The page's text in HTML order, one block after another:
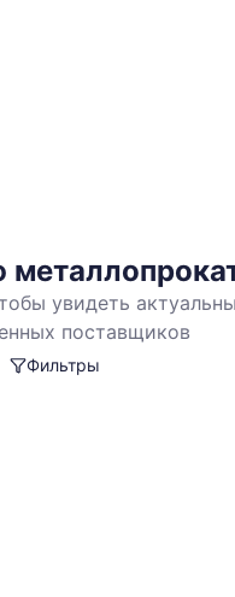
увидеть
поставщиков
Фильтры